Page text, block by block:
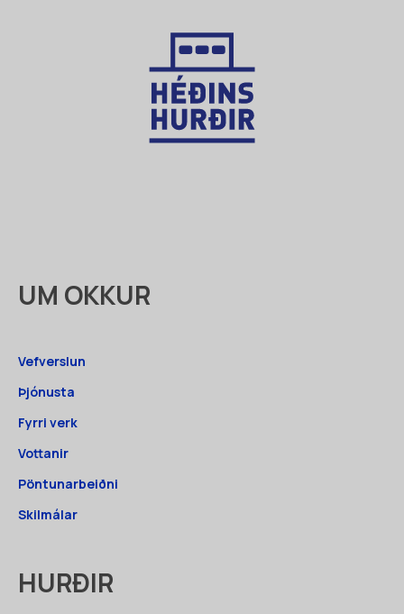
UM OKKUR
Vefverslun
Þjónusta
Fyrri verk
Vottanir
Pöntunarbeiðni
Skilmálar
HURÐIR